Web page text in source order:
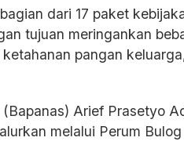
dari 17 paket
tujuan meringankan
pangan
Arief Prasetyo
melalui Perum